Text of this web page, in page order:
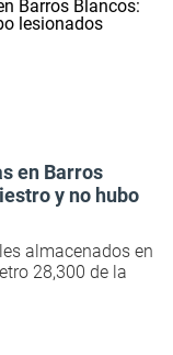
en Barros
y no hubo
almacenados en
28,300 de la